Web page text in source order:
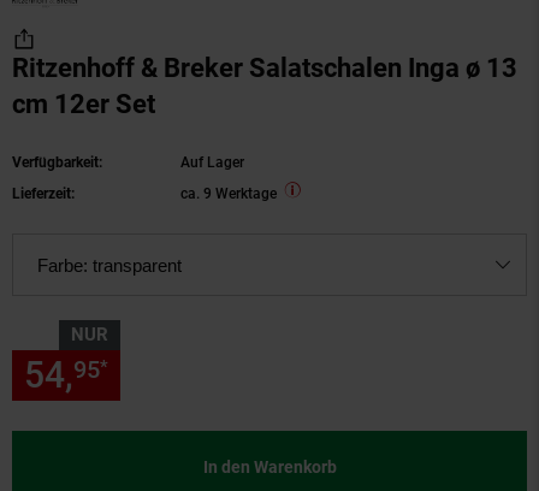
Ritzenhoff & Breker Salatschalen Inga ø 13
cm 12er Set
Verfügbarkeit:
Auf Lager
Lieferzeit:
ca. 9 Werktage
Farbe: transparent
NUR
54,95*
In den Warenkorb